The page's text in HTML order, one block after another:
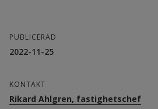
PUBLICERAD
2022-11-25
KONTAKT
Rikard Ahlgren, fastighetschef